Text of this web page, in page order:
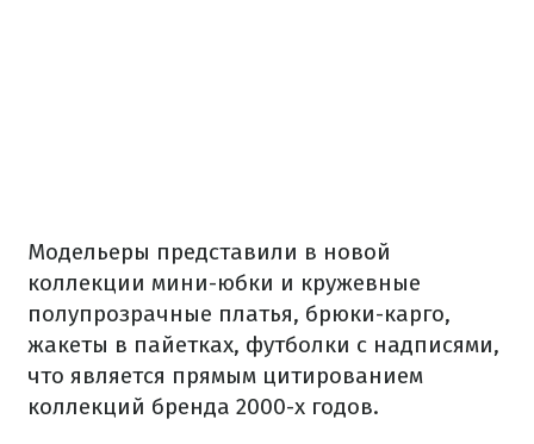
Модельеры представили в новой
коллекции мини-юбки и кружевные
полупрозрачные платья, брюки-карго,
жакеты в пайетках, футболки с надписями,
что является прямым цитированием
коллекций бренда 2000-х годов.